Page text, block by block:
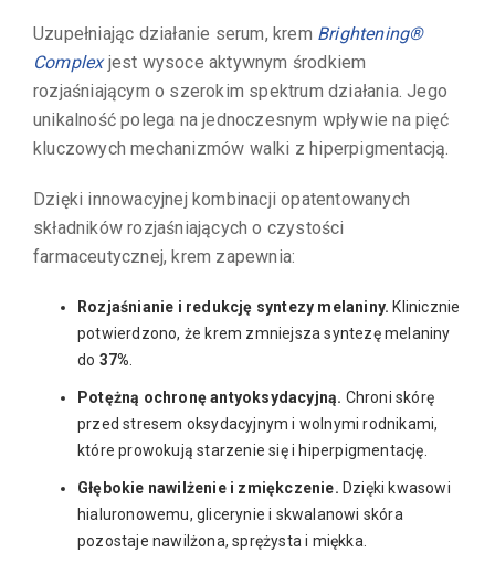
Uzupełniając działanie serum, krem Brightening®
Complexjest wysoce aktywnym środkiem
rozjaśniającym o szerokim spektrum działania. Jego
unikalność polega na jednoczesnym wpływie na pięć
kluczowych mechanizmów walki z hiperpigmentacją.
Dzięki innowacyjnej kombinacji opatentowanych
składników rozjaśniających o czystości
farmaceutycznej, krem zapewnia:
Rozjaśnianie i redukcję syntezy melaniny. Klinicznie
potwierdzono, że krem zmniejsza syntezę melaniny
do 37%
Potężną ochronę antyoksydacyjną. Chroni skórę
przed stresem oksydacyjnym i wolnymi rodnikami,
które prowokują starzenie się i hiperpigmentację.
Głębokie nawilżenie i zmiękczenie. Dzięki kwasowi
hialuronowemu, glicerynie i skwalanowi skóra
pozostaje nawilżona, sprężysta i miękka.